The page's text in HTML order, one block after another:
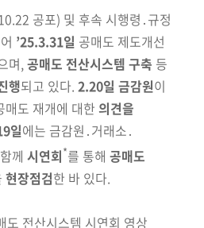
공포) 및 후속 시행령․규정
’25.3.31일 공매도 제도개선
며, 공매도 전산시스템 구축 등
행되고 있다. 2.20일 금감원이
매도 재개에 대한 의견을
일에는 금감원․거래소․
께 시연회*를 통해 공매도
현장점검한 바 있다.
도 전산시스템 시연회 영상